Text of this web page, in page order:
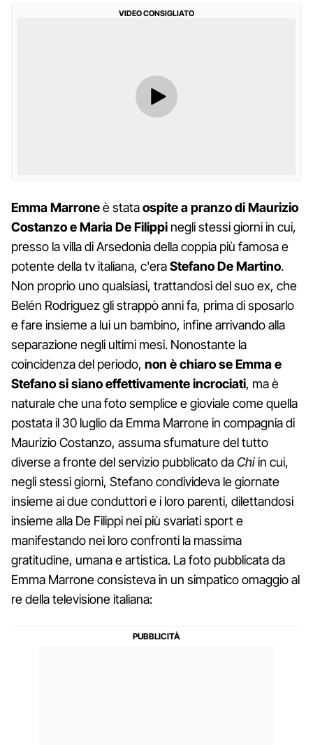
VIDEO CONSIGLIATO
Emma Marroneè stataospite a pranzo di Maurizio
Costanzo e Maria De Filippi negli stessi giorni in cui,
presso la villa di Arsedonia della coppia più famosa e
potente della tv italiana, c'eraStefano De Martino.
Non proprio uno qualsiasi, trattandosi del suo ex, che
Belén Rodriguez gli strappò anni fa, prima di sposarlo
e fare insieme a lui un bambino, infine arrivando alla
separazione negli ultimi mesi. Nonostante la
coincidenza del periodo, non è chiaro se Emma e
Stefano si siano effettivamente incrociati, ma è
naturale che una foto semplice e gioviale come quella
postata il 30 luglio da Emma Marrone in compagnia di
Maurizio Costanzo, assuma sfumature del tutto
diverse a fronte del servizio pubblicato daChiin cui,
negli stessi giorni, Stefano condivideva le giornate
insieme ai due conduttori e i loro parenti, dilettandosi
insieme alla De Filippi nei più svariati sport e
manifestando nei loro confronti la massima
gratitudine, umana e artistica. La foto pubblicata da
Emma Marrone consisteva in un simpatico omaggio al
re della televisione italiana: